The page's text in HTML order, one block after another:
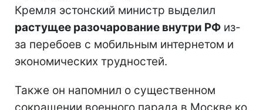
Кремля эстонский министр выделил
растущее разочарование внутри РФ из-
за перебоев с мобильным интернетом и
экономических трудностей.
Также он напомнил о существенном
сокращении военного парада в Москве ко